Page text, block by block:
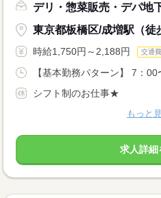
デリ・惣菜販売・デパ地
東京都板橋区/成増駅（徒
時給1,750円～2,188円 交通
【基本勤務パターン】 7：00
シフト制のお仕事★
もっと
求人詳細